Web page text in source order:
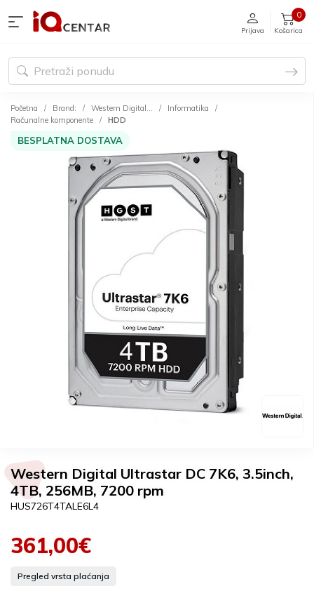
Prijava Košarica
0
Početna Brand: Western Digital...
Informatika
Računalne komponente
HDD
BESPLATNA DOSTAVA
Western Digital Ultrastar DC 7K6, 3.5inch,
4TB, 256MB, 7200 rpm
HUS726T4TALE6L4
361,00€
Pregled vrsta plaćanja